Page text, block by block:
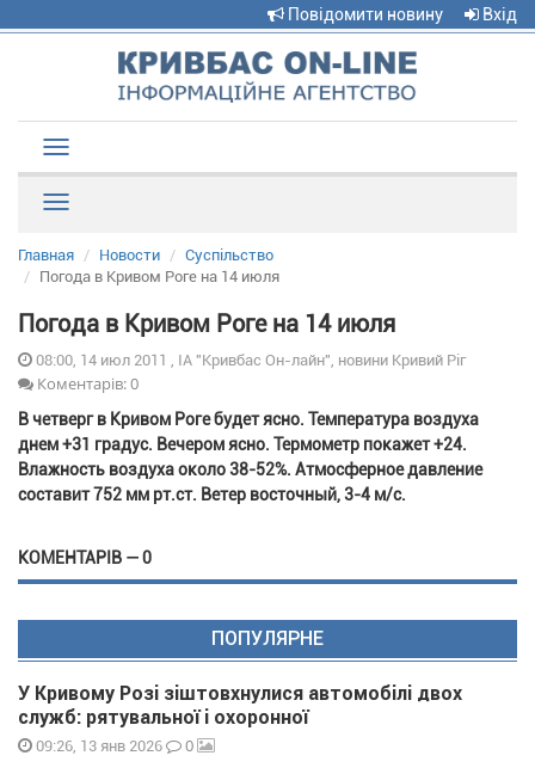
Повідомити новину Вхід
navigation
Главная Новости
Суспільство
Погода в Кривом Роге на 14 июля
Погода в Кривом Роге на 14 июля
08:00, 14 июл 2011 , ІА "Кривбас Он-лайн", новини Кривий Ріг
Коментарів: 0
В четверг в Кривом Роге будет ясно. Температура воздуха
днем +31 градус. Вечером ясно. Термометр покажет +24.
Влажность воздуха около 38-52%. Атмосферное давление
составит 752 мм рт.ст. Ветер восточный, 3-4 м/с.
КОМЕНТАРІВ — 0
ПОПУЛЯРНЕ
У Кривому Розі зіштовхнулися автомобілі двох
служб: рятувальної і охоронної
09:26, 13 янв 2026 0